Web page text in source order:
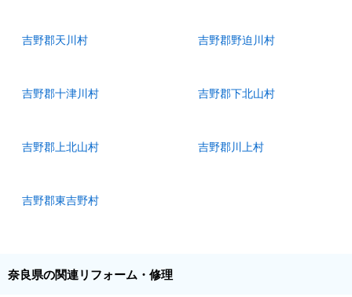
吉野郡天川村 吉野郡野迫川村
吉野郡十津川村 吉野郡下北山村
吉野郡上北山村 吉野郡川上村
吉野郡東吉野村
奈良県の関連リフォーム・修理